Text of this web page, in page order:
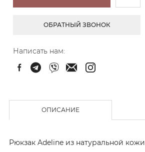
ОБРАТНЫЙ ЗВОНОК
Написать нам:
ОПИСАНИЕ
Рюкзак Adeline из натуральной кожи